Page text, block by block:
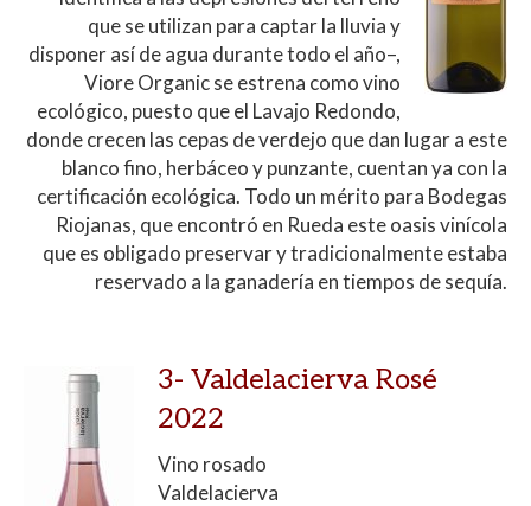
que se utilizan para captar la lluvia y
disponer así de agua durante todo el año–,
Viore Organic se estrena como vino
ecológico, puesto que el Lavajo Redondo,
donde crecen las cepas de verdejo que dan lugar a este
blanco fino, herbáceo y punzante, cuentan ya con la
certificación ecológica. Todo un mérito para Bodegas
Riojanas, que encontró en Rueda este oasis vinícola
que es obligado preservar y tradicionalmente estaba
reservado a la ganadería en tiempos de sequía.
3- Valdelacierva Rosé
2022
Vino rosado
Valdelacierva